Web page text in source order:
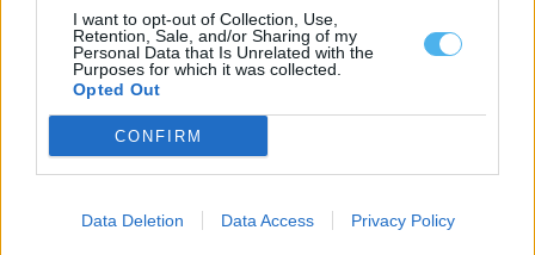
I want to opt-out of Collection, Use,
Retention, Sale, and/or Sharing of my
Personal Data that Is Unrelated with the
Purposes for which it was collected.
Opted Out
CONFIRM
Data Deletion Data Access Privacy Policy
Liga 3 arranca este fim de semana com Lusitano de Évora em
A Liga 3 Placard arranca este fim de semana, com a primeira